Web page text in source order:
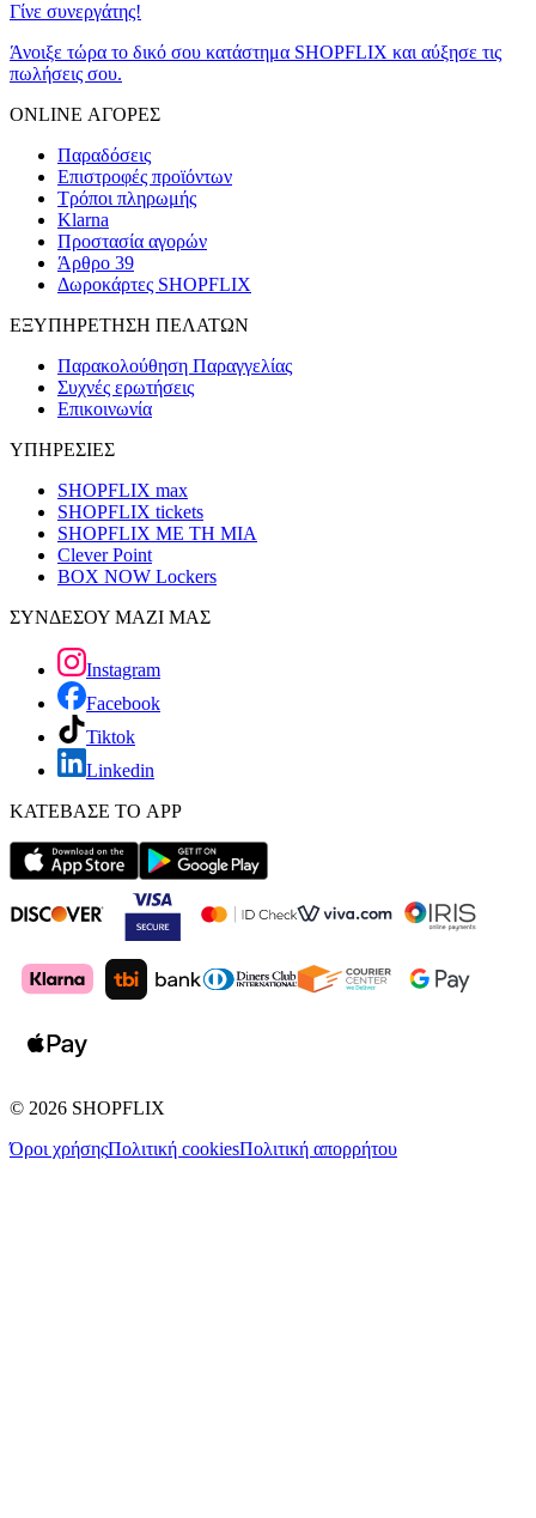
Γίνε συνεργάτης!
Άνοιξε τώρα το δικό σου κατάστημα SHOPFLIX και αύξησε τις
πωλήσεις σου.
ONLINE ΑΓΟΡΕΣ
Παραδόσεις
Επιστροφές προϊόντων
Τρόποι πληρωμής
Klarna
Προστασία αγορών
Άρθρο 39
Δωροκάρτες SHOPFLIX
ΕΞΥΠΗΡΕΤΗΣΗ ΠΕΛΑΤΩΝ
Παρακολούθηση Παραγγελίας
Συχνές ερωτήσεις
Επικοινωνία
ΥΠΗΡΕΣΙΕΣ
SHOPFLIX max
SHOPFLIX tickets
SHOPFLIX ΜΕ ΤΗ ΜΙΑ
Clever Point
BOX NOW Lockers
ΣΥΝΔΕΣΟΥ ΜΑΖΙ ΜΑΣ
Instagram
Facebook
Tiktok
Linkedin
ΚΑΤΕΒΑΣΕ ΤΟ APP
© 2026 SHOPFLIX
Όροι χρήσηςΠολιτική cookiesΠολιτική απορρήτου